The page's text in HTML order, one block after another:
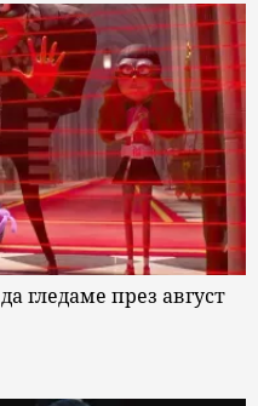
гледаме през август